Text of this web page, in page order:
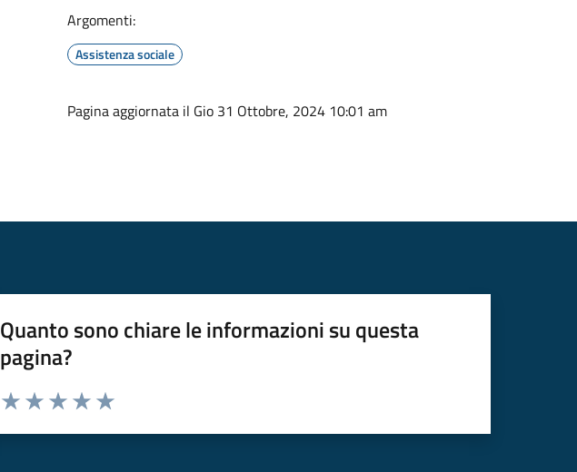
Argomenti:
Assistenza sociale
Pagina aggiornata il Gio 31 Ottobre, 2024 10:01 am
Quanto sono chiare le informazioni su questa
pagina?
Valuta da 1 a 5 stelle la pagina